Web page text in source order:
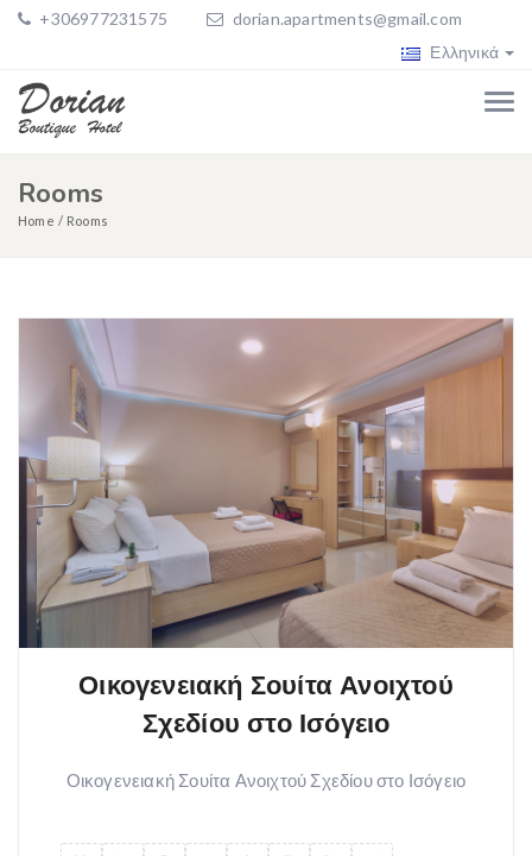
+306977231575
dorian.apartments@gmail.com
Ελληνικά
Rooms
Home Rooms
Οικογενειακή Σουίτα Ανοιχτού
Σχεδίου στο Ισόγειο
Οικογενειακή Σουίτα Ανοιχτού Σχεδίου στο Ισόγειο